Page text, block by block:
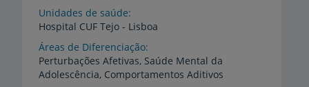
Unidades de saúde
Hospital CUF Tejo - Lisboa
Áreas de Diferenciação
Perturbações Afetivas, Saúde Mental da
Adolescência, Comportamentos Aditivos